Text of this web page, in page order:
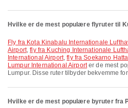
Hvilke er de mest populære flyruter til
fly fra Kota Kinabalu Internationale Lufthavn til Kuala Lumpur International
Airport,fly fra Kuching Internationale
International Airport,fly fra Soekarno
Lumpur International Airporter de mest
Lumpur. Disse ruter tilbyder bekvemme
Hvilke er de mest populære byruter fra